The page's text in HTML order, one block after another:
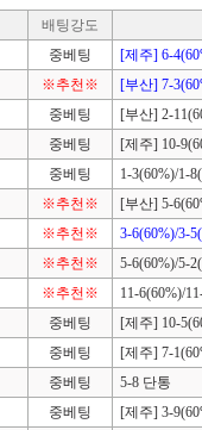
배팅강도
중베팅
[제주] 6-
※추천※
[부산] 7-
중베팅
[부산] 2-
중베팅
[제주] 10-
중베팅
1-3(60%)/1-
※추천※
[부산] 5-
※추천※
3-6(60%)/3-
※추천※
5-6(60%)/5-
※추천※
11-6(60%)/
중베팅
[제주] 10-
중베팅
[제주] 7-
중베팅
5-8 단통
중베팅
[제주] 3-